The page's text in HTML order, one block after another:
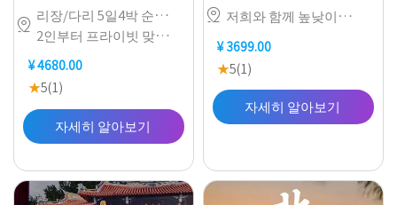

리장/다리 5일4박 순수관광 프라이빗 투어 단독팀
2인부터 프라이빗 맞춤 투어 전 일정 특색 호텔 숙박 8인 전문 가이드 배정
¥ 4680.00
★5(1)
자세히 알아보기
 저희와 함께 높낮이가 엇갈린 돌계단을 오르고, 건물을 관통하는 경전철을 타고, 강을 가로질러 설치된 케이블카에 탑승하여, 정통 충칭 City Walk를 시작하세요
¥ 3699.00
★5(1)
자세히 알아보기